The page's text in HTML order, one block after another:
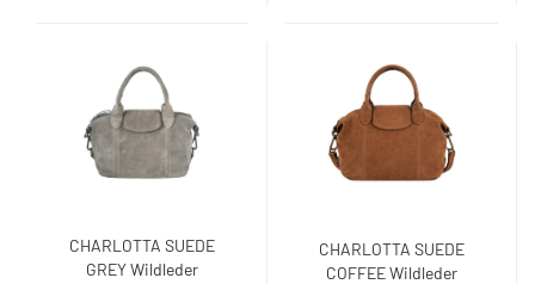
CHARLOTTA SUEDE
GREY Wildleder
CHARLOTTA SUEDE
COFFEE Wildleder